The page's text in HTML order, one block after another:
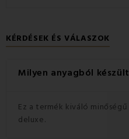
KÉRDÉSEK ÉS VÁLASZOK
Milyen anyagból
Ez a termék kiváló
deluxe.